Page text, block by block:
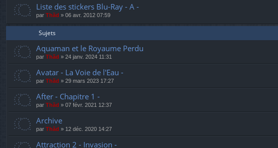
Liste des stickers Blu-Ray - A -
par Thãd » 06 avr. 2012 07:59
Sujets
Aquaman et le Royaume Perdu
par Thãd » 24 janv. 2024 11:31
Avatar - La Voie de l'Eau -
par Thãd » 29 mars 2023 17:27
After - Chapitre 1 -
par Thãd » 07 févr. 2021 12:37
Archive
par Thãd » 12 déc. 2020 14:27
Attraction 2 - Invasion -